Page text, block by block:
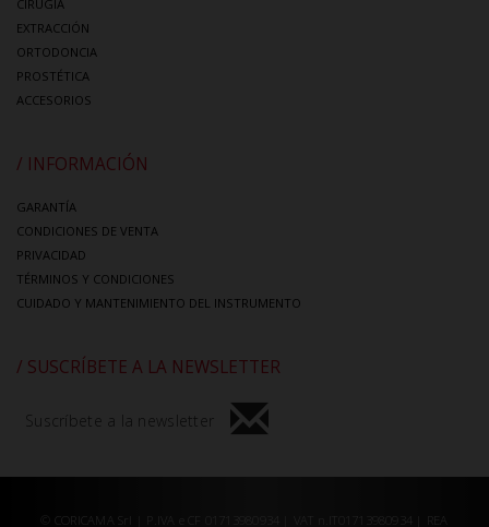
CIRUGÍA
EXTRACCIÓN
ORTODONCIA
PROSTÉTICA
ACCESORIOS
/ INFORMACIÓN
GARANTÍA
CONDICIONES DE VENTA
PRIVACIDAD
TÉRMINOS Y CONDICIONES
CUIDADO Y MANTENIMIENTO DEL INSTRUMENTO
/ SUSCRÍBETE A LA NEWSLETTER
Suscríbete a la newsletter
© CORICAMA Srl | P.IVA e CF 01713980934 | VAT n.IT01713980934 | REA